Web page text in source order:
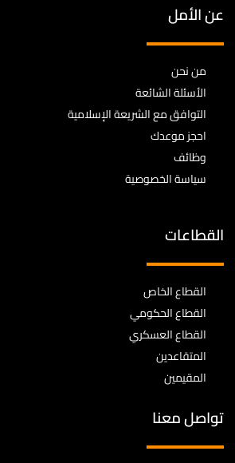
عن الأمل
من نحن
الأسئلة الشائعة
التوافق مع الشريعة الإسلامية
احجز موعدك
وظائف
سياسة الخصوصية
القطاعات
القطاع الخاص
القطاع الحكومي
القطاع العسكري
المتقاعدين
المقيمين
تواصل معنا